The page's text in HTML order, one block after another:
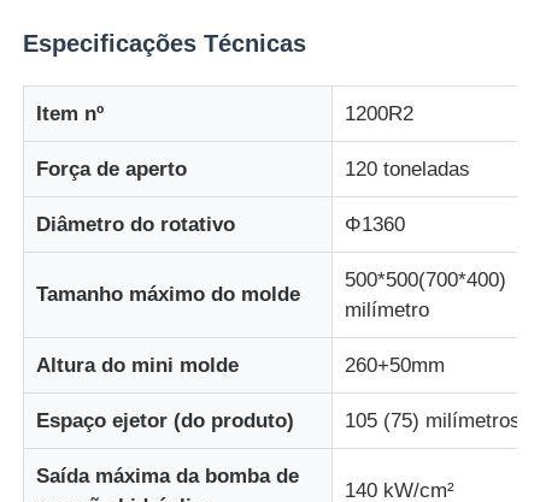
Fábrica
Controle de Qualidade
Todos os casos
Pedir um orçamento
Especificações Técnicas
Item nº 1200R2
Força de aperto 120 toneladas
Diâmetro do rotativo Φ1360
Tamanho máximo do molde
500*500(700*400)
milímetro
Altura do mini molde 260+50mm
Espaço ejetor (do produto) 105 (75) milímetros
Saída máxima da bomba de
140 kW/cm²